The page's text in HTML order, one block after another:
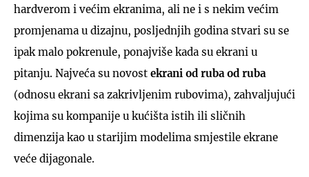
hardverom i većim ekranima, ali ne i s nekim većim
promjenama u dizajnu, posljednjih godina stvari su se
ipak malo pokrenule, ponajviše kada su ekrani u
pitanju. Najveća su novost ekrani od ruba od ruba
(odnosu ekrani sa zakrivljenim rubovima), zahvaljujući
kojima su kompanije u kućišta istih ili sličnih
dimenzija kao u starijim modelima smjestile ekrane
veće dijagonale.